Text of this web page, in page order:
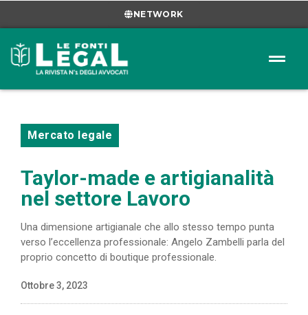
NETWORK
Mercato legale
Taylor-made e artigianalità
nel settore Lavoro
Una dimensione artigianale che allo stesso tempo punta
verso l’eccellenza professionale: Angelo Zambelli parla del
proprio concetto di boutique professionale.
Ottobre 3, 2023